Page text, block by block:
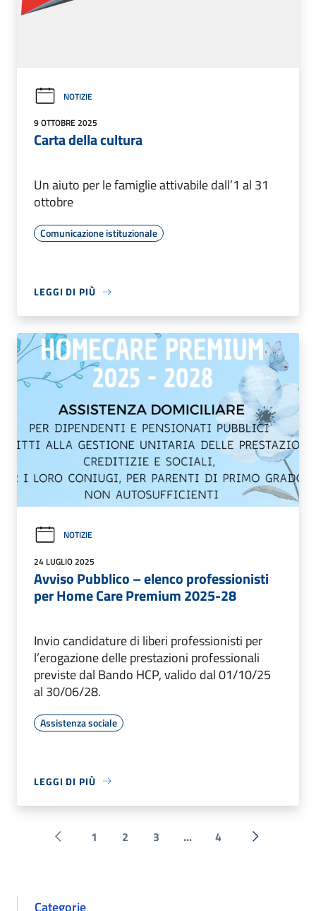
NOTIZIE
9 OTTOBRE 2025
Carta della cultura
Un aiuto per le famiglie attivabile dall’1 al 31
ottobre
Comunicazione istituzionale
LEGGI DI PIÙ
NOTIZIE
24 LUGLIO 2025
Avviso Pubblico – elenco professionisti
per Home Care Premium 2025-28
Invio candidature di liberi professionisti per
l’erogazione delle prestazioni professionali
previste dal Bando HCP, valido dal 01/10/25
al 30/06/28.
Assistenza sociale
LEGGI DI PIÙ
Pagina precedente
1 2 3 ... 4 Successiva
Categorie